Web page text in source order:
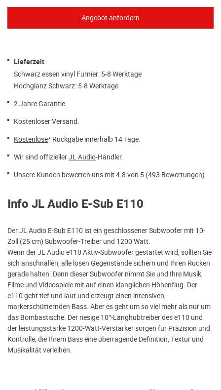
Lieferzeit
Schwarz essen vinyl Furnier: 5-8 Werktage
Hochglanz Schwarz: 5-8 Werktage
2 Jahre Garantie.
Kostenloser Versand.
Kostenlose* Rückgabe innerhalb 14 Tage.
Wir sind offiziellerJL Audio-Händler.
Unsere Kunden bewerten uns mit 4.8 von 5 (493 Bewertungen).
Info JL Audio E-Sub E110
Der JL Audio E-Sub E110 ist ein geschlossener Subwoofer mit 10-
Zoll (25 cm) Subwoofer-Treiber und 1200 Watt.
Wenn der JL Audio e110 Aktiv-Subwoofer gestartet wird, sollten Sie
sich anschnallen, alle losen Gegenstände sichern und Ihren Rücken
gerade halten. Denn dieser Subwoofer nimmt Sie und Ihre Musik,
Filme und Videospiele mit auf einen klanglichen Höhenflug. Der
e110 geht tief und laut und erzeugt einen intensiven,
markerschütternden Bass. Aber es geht um so viel mehr als nur um
das Bombastische. Der riesige 10″-Langhubtreiber des e110 und
der leistungsstarke 1200-Watt-Verstärker sorgen für Präzision und
Kontrolle, die Ihrem Bass eine überragende Definition, Textur und
Musikalität verleihen.